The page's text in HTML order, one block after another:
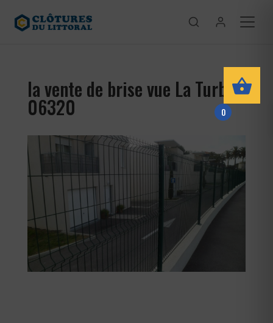
la vente de brise vue La Turbie
06320 0